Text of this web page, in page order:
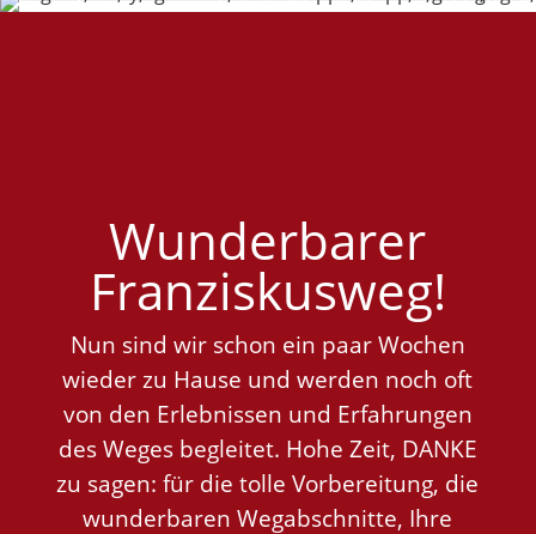
Wunderbarer
Franziskusweg!
Nun sind wir schon ein paar Wochen
wieder zu Hause und werden noch oft
von den Erlebnissen und Erfahrungen
des Weges begleitet. Hohe Zeit, DANKE
zu sagen: für die tolle Vorbereitung, die
wunderbaren Wegabschnitte, Ihre